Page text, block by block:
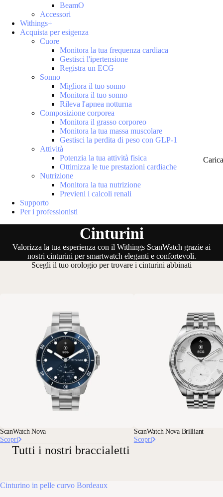
BeamO
Accessori
Withings+
Acquista per esigenza
Cuore
Monitora la tua frequenza cardiaca
Gestisci l'ipertensione
Registra un ECG
Sonno
Migliora il tuo sonno
Monitora il tuo sonno
Rileva l'apnea notturna
Composizione corporea
Monitora il grasso corporeo
Monitora la tua massa muscolare
Gestisci la perdita di peso con GLP-1
Attività
Potenzia la tua attività fisica
Ottimizza le tue prestazioni cardiache
Nutrizione
Monitora la tua nutrizione
Previeni i calcoli renali
Supporto
Per i professionisti
Cinturini
Valorizza la tua esperienza con il Withings ScanWatch grazie ai
nostri cinturini per smartwatch eleganti e confortevoli.
Scegli il tuo orologio per trovare i cinturini abbinati
ScanWatch Nova
Scopri
ScanWatch Nova Brilliant
Scopri
Tutti i nostri braccialetti
Cinturino in pelle curvo Bordeaux